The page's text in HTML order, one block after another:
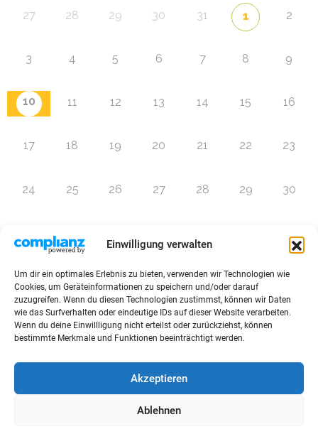
Einwilligung verwalten
Um dir ein optimales Erlebnis zu bieten, verwenden wir Technologien wie
Cookies, um Geräteinformationen zu speichern und/oder darauf
zuzugreifen. Wenn du diesen Technologien zustimmst, können wir Daten
wie das Surfverhalten oder eindeutige IDs auf dieser Website verarbeiten.
Wenn du deine Einwillligung nicht erteilst oder zurückziehst, können
bestimmte Merkmale und Funktionen beeinträchtigt werden.
Akzeptieren
Ablehnen
27 28 29 30 31 1 2
3 4 5 6 7 8 9
10 11 12 13 14 15 16
17 18 19 20 21 22 23
24 25 26 27 28 29 30
Zur Eventübersicht
Sitemap